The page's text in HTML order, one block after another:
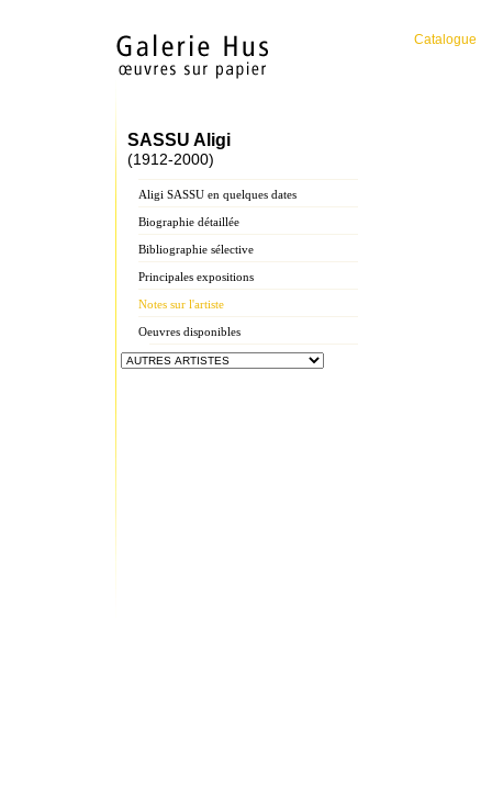
Catalogue
SASSU Aligi
(1912-2000)
Aligi SASSU en quelques dates
Biographie détaillée
Bibliographie sélective
Principales expositions
Notes sur l'artiste
Oeuvres disponibles